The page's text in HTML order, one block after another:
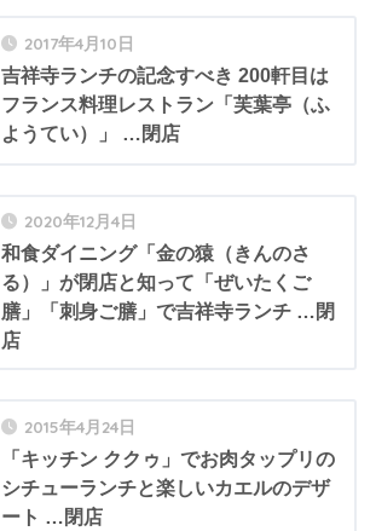
2017年4月10日
吉祥寺ランチの記念すべき 200軒目は
フランス料理レストラン「芙葉亭（ふ
ようてい）」 …閉店
2020年12月4日
和食ダイニング「金の猿（きんのさ
る）」が閉店と知って「ぜいたくご
膳」「刺身ご膳」で吉祥寺ランチ …閉
店
2015年4月24日
「キッチン ククゥ」でお肉タップリの
シチューランチと楽しいカエルのデザ
ート …閉店